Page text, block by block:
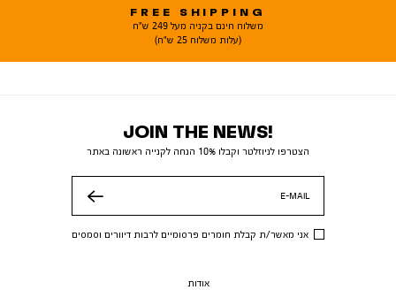
FREE SHIPPING
משלוח חינם בקניה מעל 249 ש"ח
(עלות משלוח 25 ש"ח)
JOIN THE NEWS!
הצטרפו לניוזלטר וקבלו 10% הנחה לקנייה ראשונה באתר
E-MAIL
אני מאשר/ת קבלת חומרים פרסומיים לרבות דיוורים וסמסים
אודות